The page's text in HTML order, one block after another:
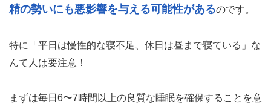
精の勢いにも悪影響を与える可能性があるのです。
特に「平日は慢性的な寝不足、休日は昼まで寝ている」な
んて人は要注意！
まずは毎日6〜7時間以上の良質な睡眠を確保することを意